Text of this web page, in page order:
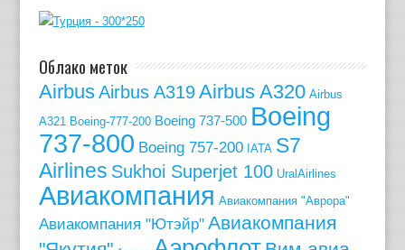
Облако меток
Airbus Airbus A319 Airbus A320 Airbus
A321 Boeing-777-200 Boeing 737-500 Boeing
737-800 Boeing 757-200 IATA S7
Airlines Sukhoi Superjet 100 UralAirlines
Авиакомпания Авиакомпания "Аврора"
Авиакомпания "Ютэйр" Авиакомпания